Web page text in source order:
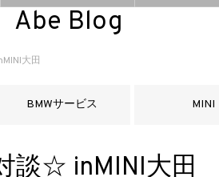
Abe Blog
大田
BMWサービス MINI
談☆ inMINI大田